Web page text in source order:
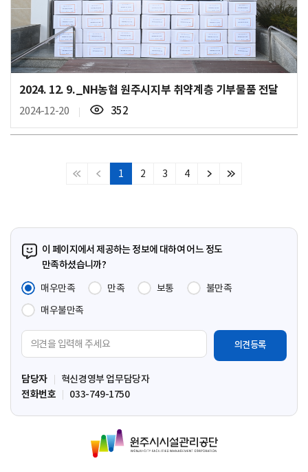
2024. 12. 9._NH농협 원주시지부 취약계층 기부물품 전달
2024-12-20
조
회
352
처
이
지
이
이
지
1 2 3 4
다
이
지
마
페
이 페이지에서 제공하는 정보에 대하여 어느 정도
만족하셨습니까?
매우만족
만족 보통
불만족
매우불만족
견
입
력
담당자
혁신경영부 업무담당자
전화번호
033-749-1750
원
주